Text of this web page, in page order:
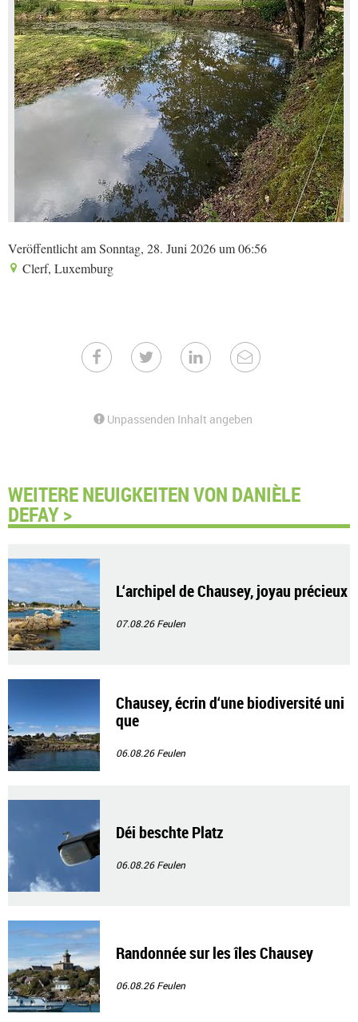
Veröffentlicht am Sonntag, 28. Juni 2026 um 06:56
Clerf, Luxemburg
Unpassenden Inhalt angeben
WEITERE NEUIGKEITEN VON DANIÈLE
DEFAY >
L‘archipel de Chausey, joyau précieux
07.08.26Feulen
Chausey, écrin d‘une biodiversité uni
que
06.08.26Feulen
Déi beschte Platz
06.08.26Feulen
Randonnée sur les îles Chausey
06.08.26Feulen